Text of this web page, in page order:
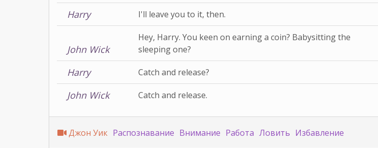
Harry I'll leave you to it, then.
John Wick
Hey, Harry. You keen on earning a coin? Babysitting the
sleeping one?
Harry Catch and release?
John Wick Catch and release.
Джон Уик Распознавание Внимание Работа Ловить Избавление